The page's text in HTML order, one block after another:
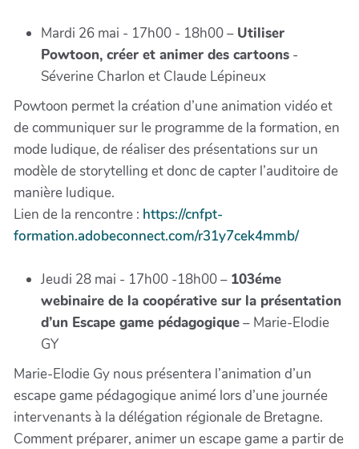
Mardi 26 mai - 17h00 - 18h00 – Utiliser
Powtoon, créer et animer des cartoons -
Séverine Charlon et Claude Lépineux
Powtoon permet la création d’une animation vidéo et
de communiquer sur le programme de la formation, en
mode ludique, de réaliser des présentations sur un
modèle de storytelling et donc de capter l’auditoire de
manière ludique.
Lien de la rencontre : https://cnfpt-
formation.adobeconnect.com/r31y7cek4mmb/
Jeudi 28 mai - 17h00 -18h00 – 103éme
webinaire de la coopérative sur la présentation
d’un Escape game pédagogique– Marie-Elodie
GY
Marie-Elodie Gy nous présentera l’animation d’un
escape game pédagogique animé lors d’une journée
intervenants à la délégation régionale de Bretagne.
Comment préparer, animer un escape game a partir de